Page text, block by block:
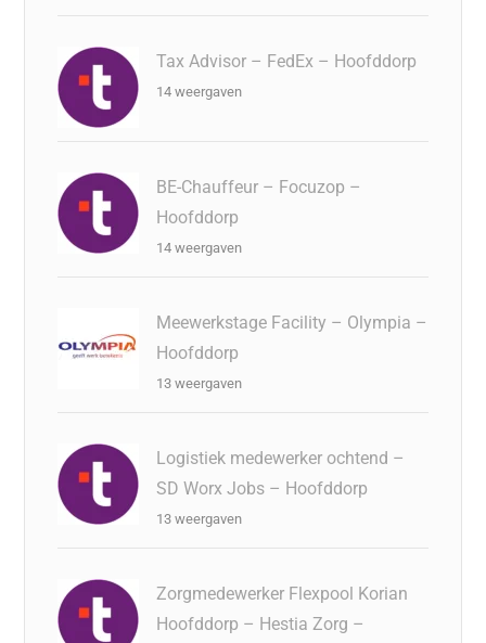
Tax Advisor – FedEx – Hoofddorp
14 weergaven
BE-Chauffeur – Focuzop –
Hoofddorp
14 weergaven
Meewerkstage Facility – Olympia –
Hoofddorp
13 weergaven
Logistiek medewerker ochtend –
SD Worx Jobs – Hoofddorp
13 weergaven
Zorgmedewerker Flexpool Korian
Hoofddorp – Hestia Zorg –